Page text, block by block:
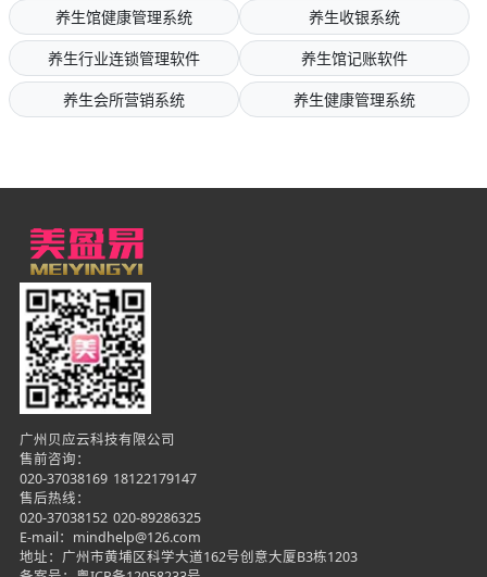
养生馆健康管理系统
养生收银系统
养生行业连锁管理软件
养生馆记账软件
养生会所营销系统
养生健康管理系统
广州贝应云科技有限公司
售前咨询：
020-37038169 18122179147
售后热线：
020-37038152 020-89286325
E-mail：mindhelp@126.com
地址：广州市黄埔区科学大道162号创意大厦B3栋1203